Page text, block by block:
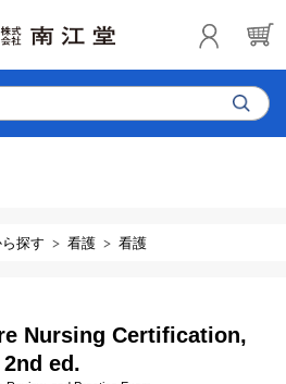
探す 看護 看護
Nursing Certification,
2nd ed.